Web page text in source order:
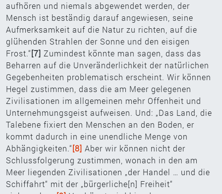
aufhören und niemals abgewendet werden, der
Mensch ist beständig darauf angewiesen, seine
Aufmerksamkeit auf die Natur zu richten, auf die
glühenden Strahlen der Sonne und den eisigen
Frost.“[7] Zumindest könnte man sagen, dass das
Beharren auf die Unveränderlichkeit der natürlichen
Gegebenheiten problematisch erscheint. Wir können
Hegel zustimmen, dass die am Meer gelegenen
Zivilisationen im allgemeinen mehr Offenheit und
Unternehmungsgeist aufweisen. Und: „Das Land, die
Talebene fixiert den Menschen an den Boden, er
kommt dadurch in eine unendliche Menge von
Abhängigkeiten.“[8] Aber wir können nicht der
Schlussfolgerung zustimmen, wonach in den am
Meer liegenden Zivilisationen „der Handel … und die
Schiffahrt“ mit der „bürgerliche[n] Freiheit“